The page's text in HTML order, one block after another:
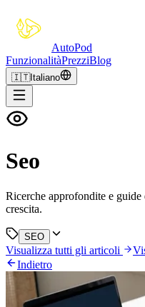
AutoPod
FunzionalitàPrezziBlog
🇮🇹Italiano
Seo
Ricerche approfondite e guide
crescita.
SEO
Visualizza tutti gli articoli
Indietro